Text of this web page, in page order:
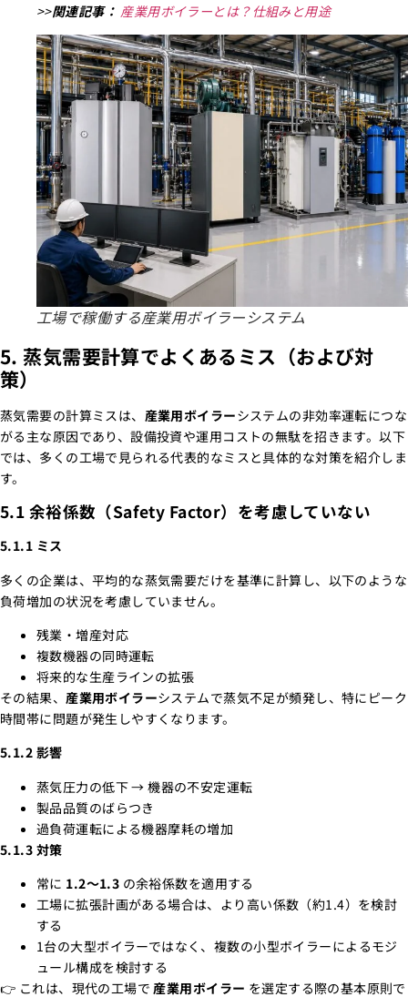
>>関連記事： 産業用ボイラーとは？仕組みと用途
工場で稼働する産業用ボイラーシステム
5. 蒸気需要計算でよくあるミス（および対
策）
蒸気需要の計算ミスは、 産業用ボイラーシステムの非効率運転につな
がる主な原因であり、設備投資や運用コストの無駄を招きます。以下
では、多くの工場で見られる代表的なミスと具体的な対策を紹介しま
す。
5.1 余裕係数（Safety Factor）を考慮していない
5.1.1 ミス
多くの企業は、平均的な蒸気需要だけを基準に計算し、以下のような
負荷増加の状況を考慮していません。
残業・増産対応
複数機器の同時運転
将来的な生産ラインの拡張
その結果、産業用ボイラーシステムで蒸気不足が頻発し、特にピーク
時間帯に問題が発生しやすくなります。
5.1.2 影響
蒸気圧力の低下 → 機器の不安定運転
製品品質のばらつき
過負荷運転による機器摩耗の増加
5.1.3 対策
常に 1.2～1.3 の余裕係数を適用する
工場に拡張計画がある場合は、より高い係数（約1.4）を検討
する
1台の大型ボイラーではなく、複数の小型ボイラーによるモジ
ュール構成を検討する
👉 これは、現代の工場で産業用ボイラー を選定する際の基本原則で